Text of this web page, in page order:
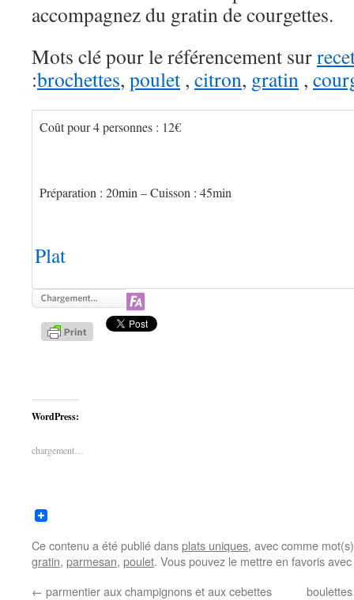
accompagnez du gratin de courgettes.
Mots clé pour le référencement sur
:brochettes, poulet , citron, gratin ,
Coût pour 4 personnes : 12€
Préparation : 20min – Cuisson : 45min
Plat
WordPress:
chargement…
Ce contenu a été publié dansplats uniques, avec comme
gratin, parmesan, poulet. Vous pouvez le mettre en favoris avec
← parmentier aux champignons et aux cebettes